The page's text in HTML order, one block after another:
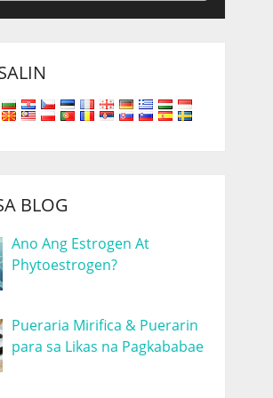
BLOG
Ano Ang Estrogen At
Phytoestrogen?
Pueraria Mirifica & Puerarin
para sa Likas na Pagkababae